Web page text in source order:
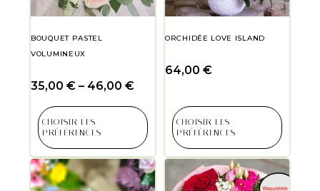
BOUQUET PASTEL
VOLUMINEUX
35,00 € – 46,00 €
CHOISIR LES
PRÉFÉRENCES
ORCHIDÉE LOVE ISLAND
64,00 €
CHOISIR LES
PRÉFÉRENCES